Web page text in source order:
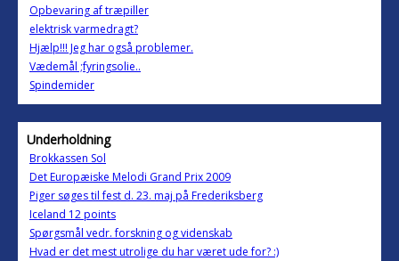
Opbevaring af træpiller
elektrisk varmedragt?
Hjælp!!! Jeg har også problemer.
Vædemål ;fyringsolie..
Spindemider
Underholdning
Brokkassen Sol
Det Europæiske Melodi Grand Prix 2009
Piger søges til fest d. 23. maj på Frederiksberg
Iceland 12 points
Spørgsmål vedr. forskning og videnskab
Hvad er det mest utrolige du har været ude for? :)